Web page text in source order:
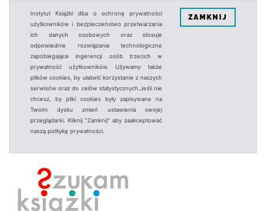
Instytut Książki dba o ochronę prywatności
użytkowników i bezpieczeństwo przetwarzania
ich danych osobowych oraz stosuje
odpowiednie rozwiązania technologiczne
zapobiegające ingerencji osób trzecich w
prywatność użytkowników. Używamy także
plików cookies, by ułatwić korzystanie z naszych
serwisów oraz do celów statystycznych.Jeśli nie
chcesz, by pliki cookies były zapisywane na
Twoim dysku zmień ustawienia swojej
przeglądarki. Kliknij "Zamknij" aby zaakceptować
naszą politykę prywatności.
ZAMKNIJ